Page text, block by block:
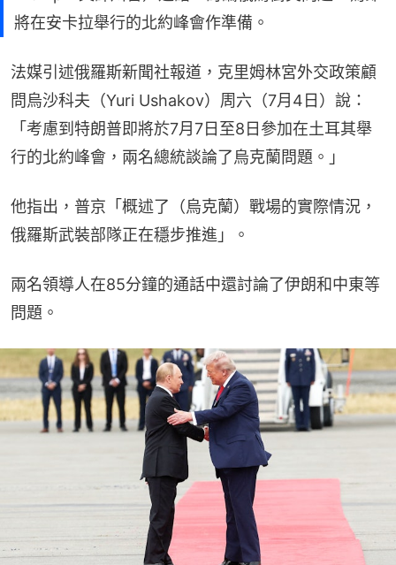
將在安卡拉舉行的北約峰會作準備。
法媒引述俄羅斯新聞社報道，克里姆林宮外交政策顧
問烏沙科夫（Yuri Ushakov）周六（7月4日）說：
「考慮到特朗普即將於7月7日至8日參加在土耳其舉
行的北約峰會，兩名總統談論了烏克蘭問題。」
他指出，普京「概述了（烏克蘭）戰場的實際情況，
俄羅斯武裝部隊正在穩步推進」。
兩名領導人在85分鐘的通話中還討論了伊朗和中東等
問題。